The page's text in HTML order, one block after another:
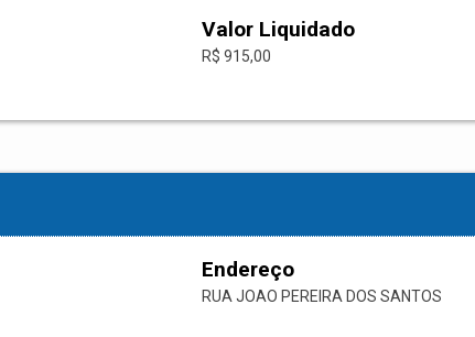
Valor Liquidado
R$ 915,00
Endereço
RUA JOAO PEREIRA DOS SANTOS